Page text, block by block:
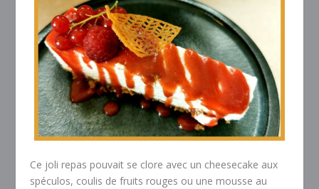
Ce joli repas pouvait se clore avec un cheesecake aux
spéculos, coulis de fruits rouges ou une mousse au